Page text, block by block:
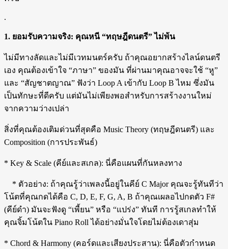
.
1. ยอมรับความจริง: คุณหนี “ทฤษฎีดนตรี” ไม่พ้น
ไม่มีทางลัดและไม่มีเวทมนตร์ครับ ถ้าคุณอยากสร้างไลน์ดนตรี
เอง คุณต้องเข้าใจ “ภาษา” ของมัน ที่ผ่านมาคุณอาจจะใช้ “หู”
และ “สัญชาตญาณ” ฟังว่า Loop A เข้ากับ Loop B ไหม ซึ่งมัน
เป็นทักษะที่ดีครับ แต่มันไม่เพียงพอสำหรับการสร้างงานใหม่
จากความว่างเปล่า
สิ่งที่คุณต้องเติมด่วนที่สุดคือ Music Theory (ทฤษฎีดนตรี) และ
Composition (การประพันธ์)
* Key & Scale (คีย์และสเกล): นี่คือแผนที่กันหลงทาง
* ตัวอย่าง: ถ้าคุณรู้ว่าเพลงนี้อยู่ในคีย์ C Major คุณจะรู้ทันทีว่า
โน้ตที่คุณกดได้คือ C, D, E, F, G, A, B ถ้าคุณเผลอไปกดตัว F#
(คีย์ดำ) มันจะฟังดู “เพี้ยน” หรือ “แปร่ง” ทันที การรู้สเกลทำให้
คุณจิ้มโน้ตใน Piano Roll ได้อย่างมั่นใจโดยไม่ต้องเดาสุ่ม
* Chord & Harmony (คอร์ดและเสียงประสาน): นี่คือตัวกำหนด